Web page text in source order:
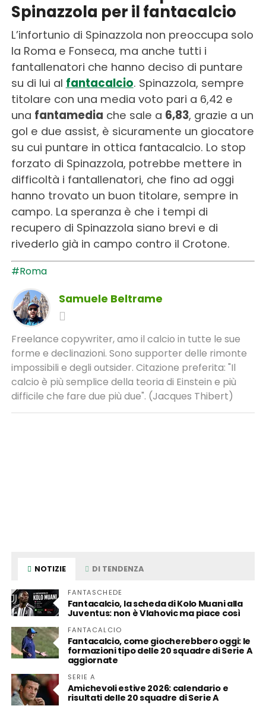
Spinazzola per il fantacalcio
L’infortunio di Spinazzola non preoccupa solo
la Roma e Fonseca, ma anche tutti i
fantallenatori che hanno deciso di puntare
su di lui al fantacalcio. Spinazzola, sempre
titolare con una media voto pari a 6,42 e
una fantamedia che sale a 6,83, grazie a un
gol e due assist, è sicuramente un giocatore
su cui puntare in ottica fantacalcio. Lo stop
forzato di Spinazzola, potrebbe mettere in
difficoltà i fantallenatori, che fino ad oggi
hanno trovato un buon titolare, sempre in
campo. La speranza è che i tempi di
recupero di Spinazzola siano brevi e di
rivederlo già in campo contro il Crotone.
#Roma
Samuele Beltrame
Freelance copywriter, amo il calcio in tutte le sue
forme e declinazioni. Sono supporter delle rimonte
impossibili e degli outsider. Citazione preferita: "Il
calcio è più semplice della teoria di Einstein e più
difficile che fare due più due". (Jacques Thibert)
NOTIZIE DI TENDENZA
FANTASCHEDE
Fantacalcio, la scheda di Kolo Muani alla
Juventus: non è Vlahovic ma piace così
FANTACALCIO
Fantacalcio, come giocherebbero oggi: le
formazioni tipo delle 20 squadre di Serie A
aggiornate
SERIE A
Amichevoli estive 2026: calendario e
risultati delle 20 squadre di Serie A